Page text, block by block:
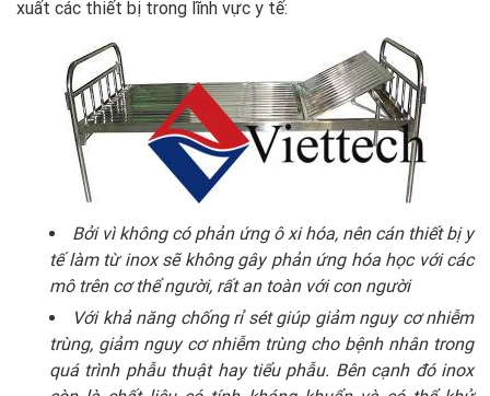
xuất các thiết bị trong lĩnh vực y tế:
Bởi vì không có phản ứng ô xi hóa, nên cán thiết bị y
tế làm từ inox sẽ không gây phản ứng hóa học với các
mô trên cơ thể người, rất an toàn với con người
Với khả năng chống rỉ sét giúp giảm nguy cơ nhiễm
trùng, giảm nguy cơ nhiễm trùng cho bệnh nhân trong
quá trình phẫu thuật hay tiểu phẫu. Bên cạnh đó inox